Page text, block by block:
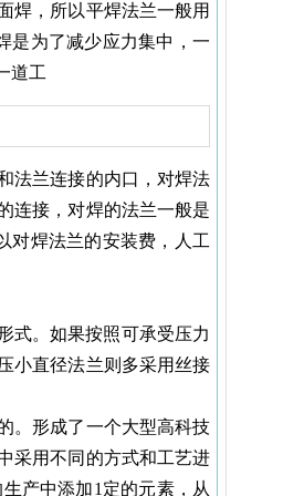
焊，所以平焊法兰一般用
是为了减少应力集中，一
道工
法兰连接的内口，对焊法
连接，对焊的法兰一般是
对焊法兰的安装费，人工
式。如果按照可承受压力
小直径法兰则多采用丝接
。形成了一个大型高科技
采用不同的方式和工艺进
产中添加1定的元素，从